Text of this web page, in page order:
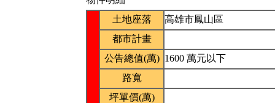
土地座落
高雄市鳳山區
都市計畫
公告總值(萬) 1600 萬元以下
路寬
坪單價(萬)